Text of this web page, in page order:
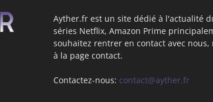
Ayther.fr est un site dédié à l'actualité
séries Netflix, Amazon Prime
souhaitez rentrer en contact avec
à la page contact.
Contactez-nous: contact@ayther.fr